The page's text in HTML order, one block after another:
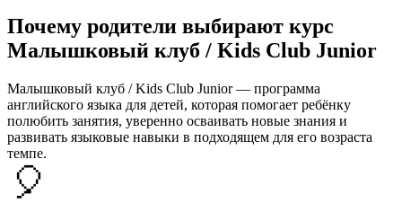
Почему родители выбирают курс
Малышковый клуб / Kids Club Junior
Малышковый клуб / Kids Club Junior — программа
английского языка для детей, которая помогает ребёнку
полюбить занятия, уверенно осваивать новые знания и
развивать языковые навыки в подходящем для его возраста
темпе.
🎈